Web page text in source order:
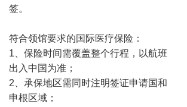
签。
符合领馆要求的国际医疗保险：
1、保险时间需覆盖整个行程，以航班
出入中国为准；
2、承保地区需同时注明签证申请国和
申根区域；